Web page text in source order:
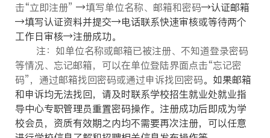
击“立即注册” →填写单位名称、邮箱和密码→认证邮箱
→填写认证资料并提交→电话联系快速审核或等待两个
工作日审核→注册成功。
注：如单位名称或邮箱已被注册、不知道登录密码
等情况、忘记邮箱，可以在单位登陆界面点击“忘记密
码”，通过邮箱找回密码或通过申诉找回密码。如果邮箱
和申诉均无法找回，请及时联系学校招生就业处就业指
导中心专职管理员重置密码操作。注册成功后即成为学
校会员，资质有效期之内均不需要再次注册，可以任意